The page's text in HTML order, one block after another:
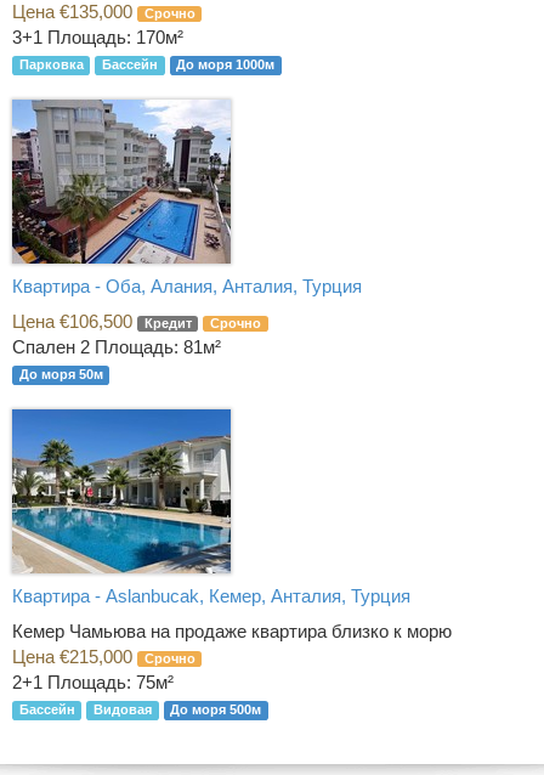
Цена €135,000
Срочно
3+1 Площадь: 170м²
Парковка Бассейн До моря 1000м
Квартира - Оба, Алания, Анталия, Турция
Цена €106,500
Кредит Срочно
Спален 2 Площадь: 81м²
До моря 50м
Квартира - Aslanbucak, Кемер, Анталия, Турция
Кемер Чамьюва на продаже квартира близко к морю
Цена €215,000
Срочно
2+1 Площадь: 75м²
Бассейн Видовая До моря 500м